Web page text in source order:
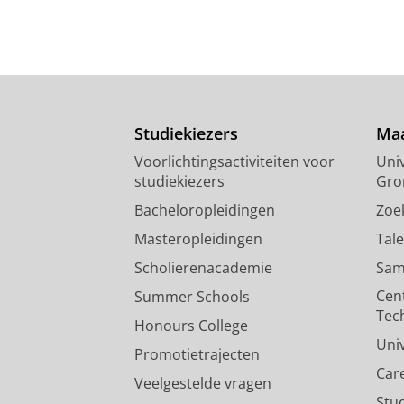
Studiekiezers
Voorlichtingsactiviteiten voor
studiekiezers
Bacheloropleidingen
Masteropleidingen
Scholierenacademie
Summer Schools
Honours College
Promotietrajecten
Veelgestelde vragen